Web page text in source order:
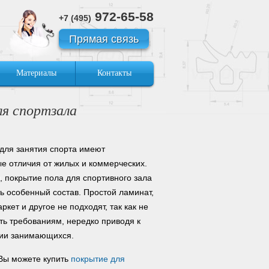
+7 (495) 972-65-58
Прямая связь
Материалы Контакты
спортзала
занятия спорта имеют
отличия от жилых и коммерческих.
покрытие пола для спортивного зала
особенный состав. Простой ламинат,
и другое не подходят, так как не
требованиям, нередко приводя к
занимающихся.
можете купить покрытие для